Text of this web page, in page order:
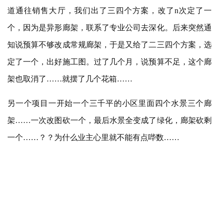
道通往销售大厅，我们出了三四个方案，改了n次定了一
个，因为是异形廊架，联系了专业公司去深化。后来突然通
知说预算不够改成常规廊架，于是又给了二三四个方案，选
定了一个，出好施工图。过了几个月，说预算不足，这个廊
架也取消了……就摆了几个花箱……
另一个项目一开始一个三千平的小区里面四个水景三个廊
架……一次改图砍一个，最后水景全变成了绿化，廊架砍剩
一个……？？为什么业主心里就不能有点哔数……